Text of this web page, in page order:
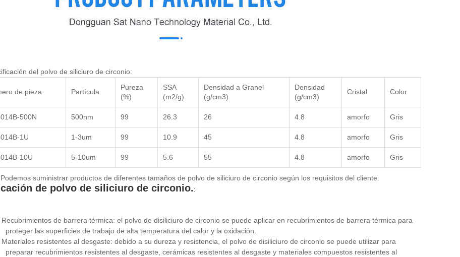
del polvo de siliciuro de circonio:
de pieza Partícula
Pureza
(%)
SSA
(m2/g)
Densidad a Granel
(g/cm3)
Densidad
(g/cm3)
Cristal Color
500N 500nm 99 26.3 26 4.8 amorfo Gris
1U 1-3um 99 10.9 45 4.8 amorfo Gris
10U 5-10um 99 5.6 55 4.8 amorfo Gris
suministrar productos de diferentes tamaños de polvo de siliciuro de circonio según los requisitos del cliente.
de polvo de siliciuro de circonio.:
Recubrimientos de barrera térmica: el polvo de disiliciuro de circonio se puede aplicar en recubrimientos de barrera térmica para
proteger las superficies de trabajo de alta temperatura del calor y la oxidación.
Materiales resistentes al desgaste: debido a su dureza y resistencia, el polvo de disiliciuro de circonio se puede utilizar para
preparar recubrimientos resistentes al desgaste, cerámicas resistentes al desgaste y materiales compuestos resistentes al